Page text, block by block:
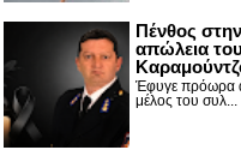
Πένθος
απώλεια
Έφυγε πρόωρα
μέλος του συλ...